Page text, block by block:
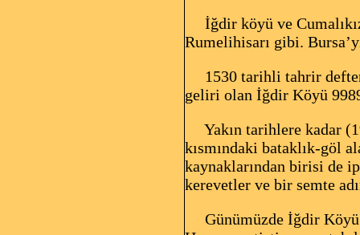
İğdir köyü ve
Rumelihisarı gibi.
1530 tarihli tahrir
geliri olan İğdir Köyü
Yakın tarihlere kadar
kısmındaki bataklık-göl
kaynaklarından birisi de
kerevetler ve bir semte
Günümüzde İğdir